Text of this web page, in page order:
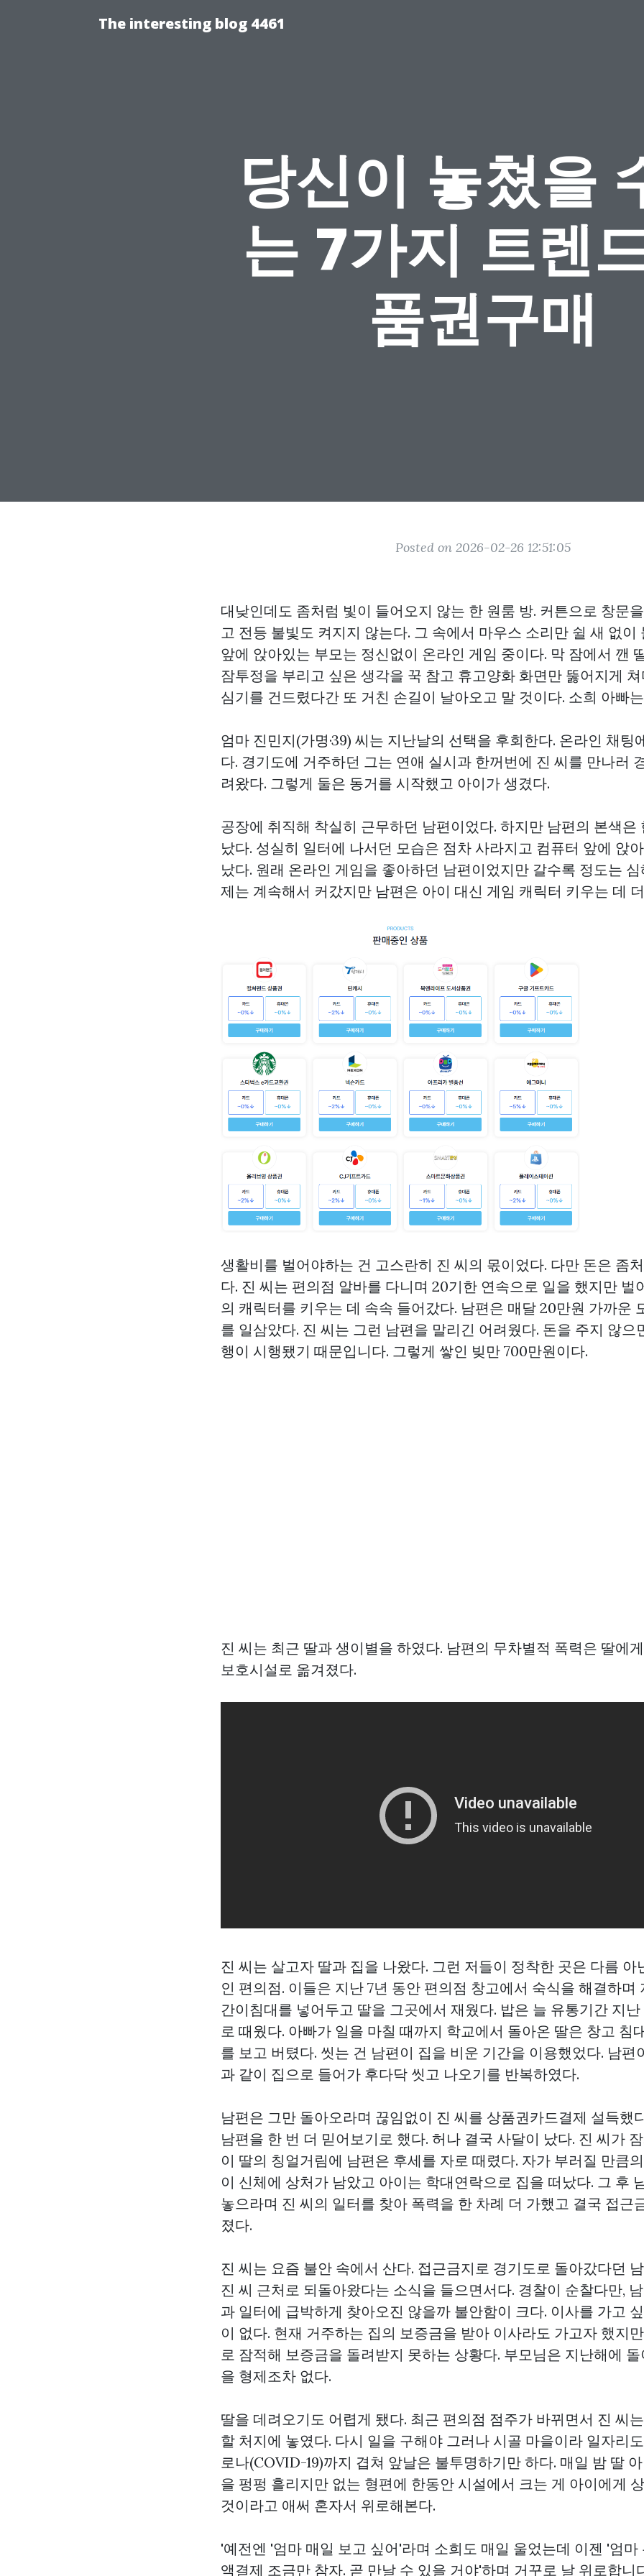
The interesting blog 4461
당신이 놓쳤을
는 7가지 트렌
품권구매
Posted on 2026-02-26 12:51:05
대낮인데도 좀처럼 빛이 들어오지 않는 한 원룸 방. 커튼으로 창문
고 전등 불빛도 켜지지 않는다. 그 속에서 마우스 소리만 쉴 새 없이
앞에 앉아있는 부모는 정신없이 온라인 게임 중이다. 막 잠에서 깬
잠투정을 부리고 싶은 생각을 꾹 참고 휴고양화 화면만 뚫어지게
심기를 건드렸다간 또 거친 손길이 날아오고 말 것이다. 소희 아빠
엄마 진민지(가명·39) 씨는 지난날의 선택을 후회한다. 온라인 채팅
다. 경기도에 거주하던 그는 연애 실시과 한꺼번에 진 씨를 만나러
려왔다. 그렇게 둘은 동거를 시작했고 아이가 생겼다.
공장에 취직해 착실히 근무하던 남편이었다. 하지만 남편의 본색은
났다. 성실히 일터에 나서던 모습은 점차 사라지고 컴퓨터 앞에 앉
났다. 원래 온라인 게임을 좋아하던 남편이었지만 갈수록 정도는
제는 계속해서 커갔지만 남편은 아이 대신 게임 캐릭터 키우는 데
생활비를 벌어야하는 건 고스란히 진 씨의 몫이었다. 다만 돈은 좀
다. 진 씨는 편의점 알바를 다니며 20기한 연속으로 일을 했지만 벌
의 캐릭터를 키우는 데 속속 들어갔다. 남편은 매달 20만원 가까운
를 일삼았다. 진 씨는 그런 남편을 말리긴 어려웠다. 돈을 주지 않으
행이 시행됐기 때문입니다. 그렇게 쌓인 빚만 700만원이다.
진 씨는 최근 딸과 생이별을 하였다. 남편의 무차별적 폭력은 딸에
보호시설로 옮겨졌다.
진 씨는 살고자 딸과 집을 나왔다. 그런 저들이 정착한 곳은 다름 아
인 편의점. 이들은 지난 7년 동안 편의점 창고에서 숙식을 해결하며
간이침대를 넣어두고 딸을 그곳에서 재웠다. 밥은 늘 유통기간 지
로 때웠다. 아빠가 일을 마칠 때까지 학교에서 돌아온 딸은 창고 침
를 보고 버텼다. 씻는 건 남편이 집을 비운 기간을 이용했었다. 남편
과 같이 집으로 들어가 후다닥 씻고 나오기를 반복하였다.
남편은 그만 돌아오라며 끊임없이 진 씨를 상품권카드결제 설득했
남편을 한 번 더 믿어보기로 했다. 허나 결국 사달이 났다. 진 씨가
이 딸의 칭얼거림에 남편은 후세를 자로 때렸다. 자가 부러질 만큼
이 신체에 상처가 남았고 아이는 학대연락으로 집을 떠났다. 그 후
놓으라며 진 씨의 일터를 찾아 폭력을 한 차례 더 가했고 결국 접근
졌다.
진 씨는 요즘 불안 속에서 산다. 접근금지로 경기도로 돌아갔다던
진 씨 근처로 되돌아왔다는 소식을 들으면서다. 경찰이 순찰다만,
과 일터에 급박하게 찾아오진 않을까 불안함이 크다. 이사를 가고
이 없다. 현재 거주하는 집의 보증금을 받아 이사라도 가고자 했지
로 잠적해 보증금을 돌려받지 못하는 상황다. 부모님은 지난해에
을 형제조차 없다.
딸을 데려오기도 어렵게 됐다. 최근 편의점 점주가 바뀌면서 진 씨
할 처지에 놓였다. 다시 일을 구해야 그러나 시골 마을이라 일자리
로나(COVID-19)까지 겹쳐 앞날은 불투명하기만 하다. 매일 밤 딸
을 펑펑 흘리지만 없는 형편에 한동안 시설에서 크는 게 아이에게
것이라고 애써 혼자서 위로해본다.
'예전엔 '엄마 매일 보고 싶어'라며 소희도 매일 울었는데 이젠 '엄마
액결제 조금만 참자. 곧 만날 수 있을 거야'하며 거꾸로 날 위로합니